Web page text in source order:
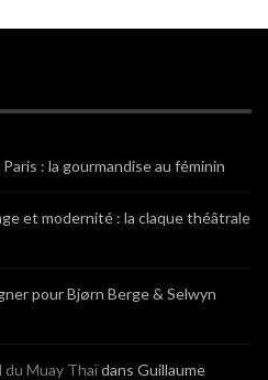
: la gourmandise au féminin
et modernité : la claque théâtrale
pour Bjørn Berge & Selwyn
du Muay Thaïdans Guillaume